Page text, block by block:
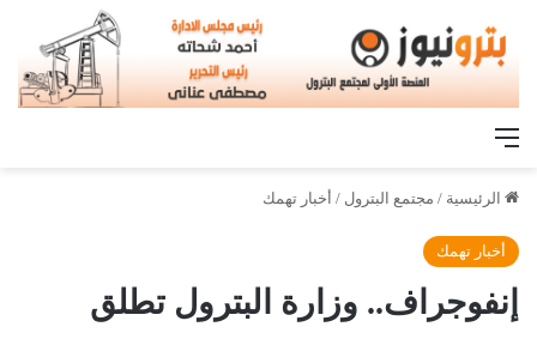
القائمة
الرئيسية / مجتمع البترول / أخبار تهمك
أخبار تهمك
إنفوجراف.. وزارة البترول تطلق